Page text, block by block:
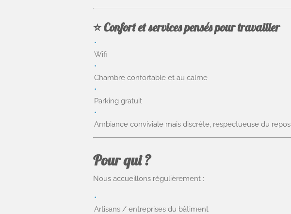
⭐Confort et services pensés pour travailler
Wifi
Chambre confortable et au calme
Parking gratuit
Ambiance conviviale mais discrète, respectueuse du repos
Pour qui ?
Nous accueillons régulièrement :
Artisans / entreprises du bâtiment